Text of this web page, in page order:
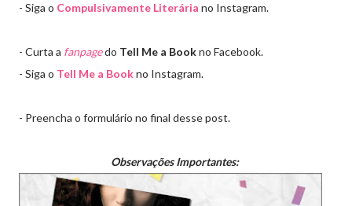
- Siga o Compulsivamente Literária no Instagram.
- Curta a fanpagedo Tell Me a Bookno Facebook.
- Siga o Tell Me a Bookno Instagram.
- Preencha o formulário no final desse post.
Observações Importantes: